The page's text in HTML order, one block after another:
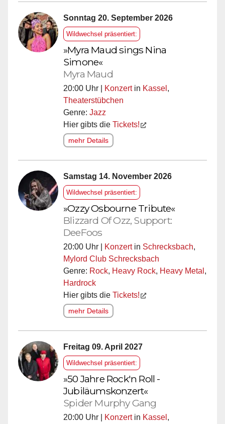
Sonntag 20. September 2026
Wildwechsel präsentiert:
»Myra Maud sings Nina
Simone«
Myra Maud
20:00 Uhr | Konzertin Kassel ,
Theaterstübchen
Genre: Jazz
Hier gibts die Tickets!
mehr Details
Samstag 14. November 2026
Wildwechsel präsentiert:
»Ozzy Osbourne Tribute«
Blizzard Of Ozz, Support:
DeeFoos
20:00 Uhr | Konzertin Schrecksbach,
Mylord Club Schrecksbach
Genre: Rock, Heavy Rock, Heavy Metal ,
Hardrock
Hier gibts die Tickets!
mehr Details
Freitag 09. April 2027
Wildwechsel präsentiert:
»50 Jahre Rock'n Roll -
Jubiläumskonzert«
Spider Murphy Gang
20:00 Uhr | Konzertin Kassel ,